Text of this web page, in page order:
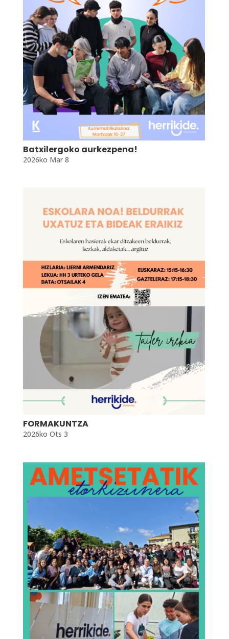
Batxilergoko aurkezpena!
2026ko Mar 8
FORMAKUNTZA
2026ko Ots 3